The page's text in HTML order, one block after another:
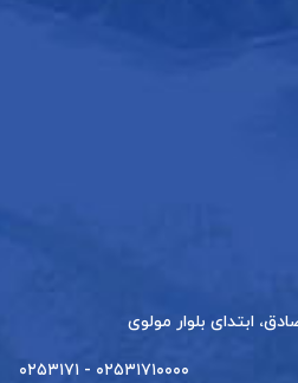
ابتدای بلوار مولوی
۰۲۵۳۱۷۱۰۰۰۰ - ۰۲۵۳۱۷۱